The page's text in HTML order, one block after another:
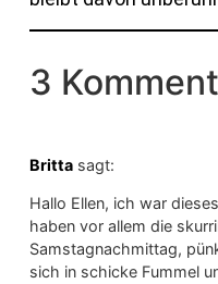
3
Britta sagt:
Hallo Ellen, ich war
haben vor allem die
Samstagnachmittag,
sich in schicke Fummel